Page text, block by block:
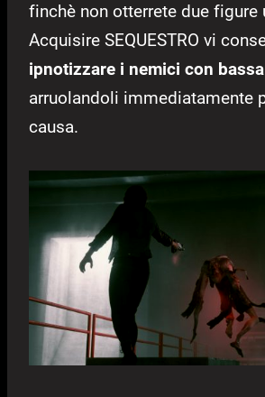
finchè non otterrete due figure
Acquisire SEQUESTRO vi
ipnotizzare i nemici con
arruolandoli immediatamente
causa.